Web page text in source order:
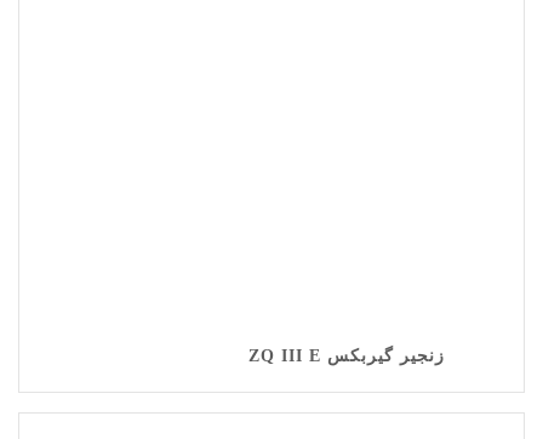
زنجیر گیربکس ZQ III E